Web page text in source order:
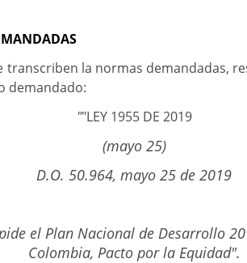
transcriben la normas demandadas,
demandado:
""LEY 1955 DE 2019
(mayo 25)
D.O. 50.964, mayo 25 de 2019
el Plan Nacional de Desarrollo
Colombia, Pacto por la Equidad".